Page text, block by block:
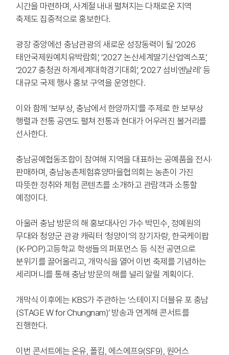
시간을 마련하며, 사계절 내내 펼쳐지는 다채로운 지역
축제도 집중적으로 홍보한다.
광장 중앙에선 충남관광의 새로운 성장동력이 될 ‘2026
태안국제원예치유박람회’, ‘2027 논산세계딸기산업엑스포’,
‘2027 충청권 하계세계대학경기대회’, ‘2027 섬비엔날레’ 등
대규모 국제 행사 홍보 구역을 운영한다.
이와 함께 ‘보부상, 충남에서 한양까지’를 주제로 한 보부상
행렬과 전통 공연도 펼쳐 전통과 현대가 어우러진 볼거리를
선사한다.
충남공예협동조합이 참여해 지역을 대표하는 공예품을 전시·
판매하며, 충남농촌체험휴양마을협의회는 농촌이 가진
따뜻한 정취와 체험 콘텐츠를 소개하고 관람객과 소통할
예정이다.
아울러 충남 방문의 해 홍보대사인 가수 박민수, 정예원의
무대와 청양군 관광 캐릭터 ‘청양이’의 장기자랑, 한국케이팝
(K-POP)고등학교 학생들의 퍼포먼스 등 식전 공연으로
분위기를 끌어올리고, 개막식을 열어 이번 축제를 기념하는
세리머니를 통해 충남 방문의 해를 널리 알릴 계획이다.
개막식 이후에는 KBS가 주관하는 ‘스테이지 더블유 포 충남
(STAGE W for Chungnam)’ 방송과 연계해 콘서트를
진행한다.
이번 콘서트에는 온유, 폴킴, 에스에프9(SF9), 원어스